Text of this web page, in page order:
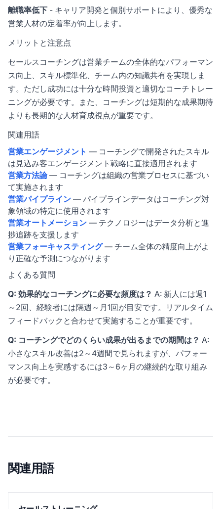
離職率低下 - キャリア開発と個別サポートにより、優秀な
営業人材の定着率が向上します。
メリットと注意点
セールスコーチングは営業チームの全体的なパフォーマン
ス向上、スキル標準化、チーム内の知識共有を実現しま
す。ただし成功には十分な時間投資と適切なコーチトレー
ニングが必要です。また、コーチングは短期的な成果期待
よりも長期的な人材育成視点が重要です。
関連用語
営業エンゲージメント — コーチングで開発されたスキル
は見込み客エンゲージメント戦略に直接適用されます
営業方法論— コーチングは組織の営業プロセスに基づい
て実施されます
営業パイプライン — パイプラインデータはコーチング対
象領域の特定に使用されます
営業オートメーション — テクノロジーはデータ分析と進
捗追跡を支援します
営業フォーキャスティング— チーム全体の精度向上がよ
り正確な予測につながります
よくある質問
Q: 効果的なコーチングに必要な頻度は？ A: 新人には週1
～2回、経験者には隔週～月1回が目安です。リアルタイム
フィードバックと合わせて実施することが重要です。
Q: コーチングでどのくらい成果が出るまでの期間は？ A:
小さなスキル改善は2～4週間で見られますが、パフォー
マンス向上を実感するには3～6ヶ月の継続的な取り組み
が必要です。
関連用語